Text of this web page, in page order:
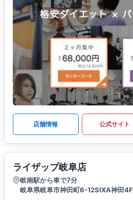
店舗情報 公式サイト
ライザップ岐阜店
岐南駅から車で7分
岐阜県岐阜市神田町6-12SIXA神田4F